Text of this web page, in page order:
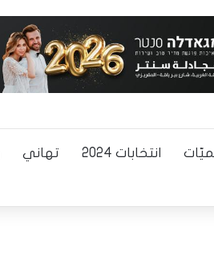
انتخابات 2024 تهاني